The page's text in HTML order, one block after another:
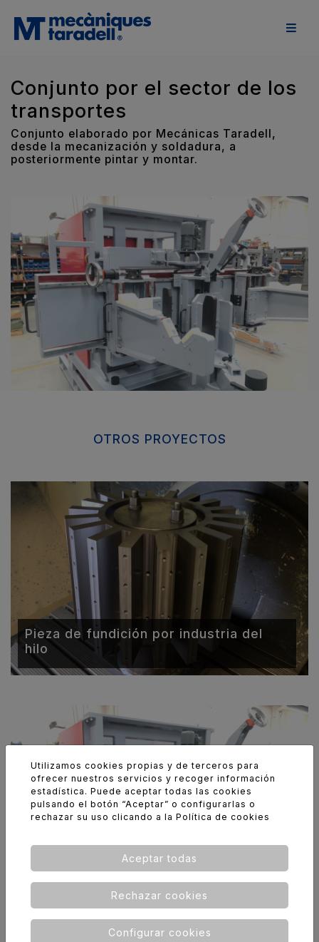
Conjunto por el sector de los
transportes
Conjunto elaborado por Mecánicas Taradell,
desde la mecanización y soldadura, a
posteriormente pintar y montar.
OTROS PROYECTOS
Pieza de fundición por industria del
hilo
Conjunto por el sector de los
transportes
Utilizamos cookies propias y de terceros para
ofrecer nuestros servicios y recoger información
estadística. Puede aceptar todas las cookies
pulsando el botón “Aceptar” o configurarlas o
rechazar su uso clicando a la Política de cookies
Aceptar todas
Rechazar cookies
Configurar cookies